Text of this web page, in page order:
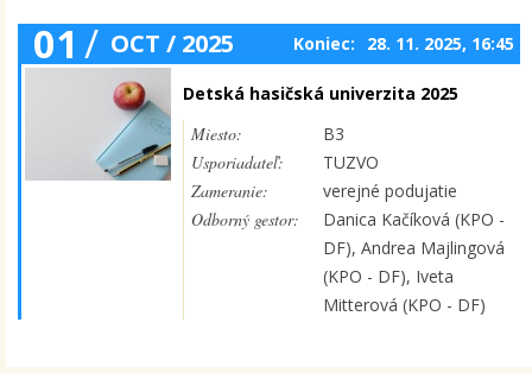
01 / OCT / 2025 Koniec: 28. 11. 2025, 16:45
Detská hasičská univerzita 2025
Miesto:
B3
Usporiadateľ:
TUZVO
Zameranie:
verejné podujatie
Odborný gestor:
Danica Kačíková (KPO -
DF), Andrea Majlingová
(KPO - DF), Iveta
Mitterová (KPO - DF)